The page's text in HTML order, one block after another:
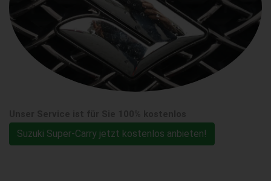
Suzuki Super-Carry jetzt kostenlos anbieten!